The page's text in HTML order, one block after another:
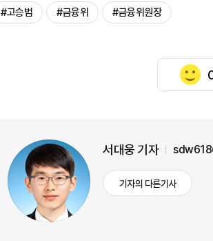
#고승범 #금융위 #금융위원장
서대웅 기자
기자의 다른기사